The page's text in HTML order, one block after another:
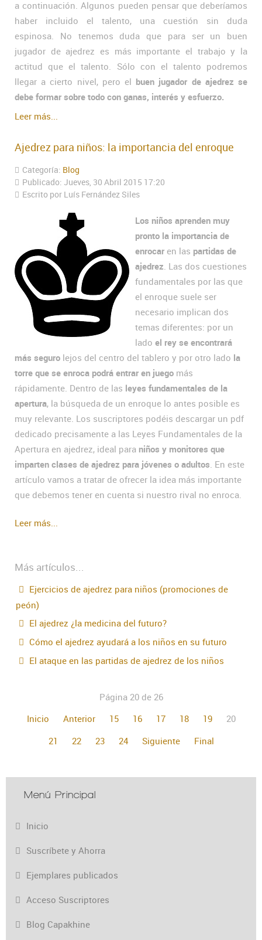
a continuación. Algunos pueden pensar que deberíamos
haber incluido el talento, una cuestión sin duda
espinosa. No tenemos duda que para ser un buen
jugador de ajedrez es más importante el trabajo y la
actitud que el talento. Sólo con el talento podremos
llegar a cierto nivel, pero el buen jugador de ajedrez se
debe formar sobre todo con ganas, interés y esfuerzo.
Leer más...
Ajedrez para niños: la importancia del enroque
Categoría: Blog
Publicado: Jueves, 30 Abril 2015 17:20
Escrito por Luís Fernández Siles
Los niños aprenden muy
pronto la importancia de
enrocar en las partidas de
ajedrez . Las dos cuestiones
fundamentales por las que
el enroque suele ser
necesario implican dos
temas diferentes: por un
lado el rey se encontrará
más seguro lejos del centro del tablero y por otro lado la
torre que se enroca podrá entrar en juego más
rápidamente. Dentro de las leyes fundamentales de la
apertura, la búsqueda de un enroque lo antes posible es
muy relevante. Los suscriptores podéis descargar un pdf
dedicado precisamente a las Leyes Fundamentales de la
Apertura en ajedrez, ideal para niños y monitores que
imparten clases de ajedrez para jóvenes o adultos . En este
artículo vamos a tratar de ofrecer la idea más importante
que debemos tener en cuenta si nuestro rival no enroca.
Leer más...
Más artículos...
Ejercicios de ajedrez para niños (promociones de
peón)
El ajedrez ¿la medicina del futuro?
Cómo el ajedrez ayudará a los niños en su futuro
El ataque en las partidas de ajedrez de los niños
Página 20 de 26
Inicio
Anterior 15 16 17 18 19
20
21
22 23 24 Siguiente Final
Menú Principal
Inicio
Suscríbete y Ahorra
Ejemplares publicados
Acceso Suscriptores
Blog Capakhine